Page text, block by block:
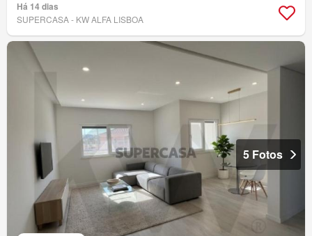
Há 14 dias
SUPERCASA - KW ALFA LISBOA
5 Fotos